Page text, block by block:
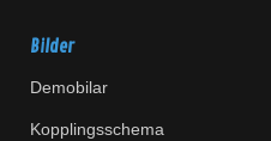
Bilder
Demobilar
Kopplingsschema